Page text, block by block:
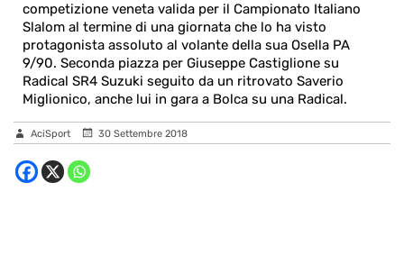
competizione veneta valida per il Campionato Italiano
Slalom al termine di una giornata che lo ha visto
protagonista assoluto al volante della sua Osella PA
9/90. Seconda piazza per Giuseppe Castiglione su
Radical SR4 Suzuki seguito da un ritrovato Saverio
Miglionico, anche lui in gara a Bolca su una Radical.
AciSport 30 Settembre 2018